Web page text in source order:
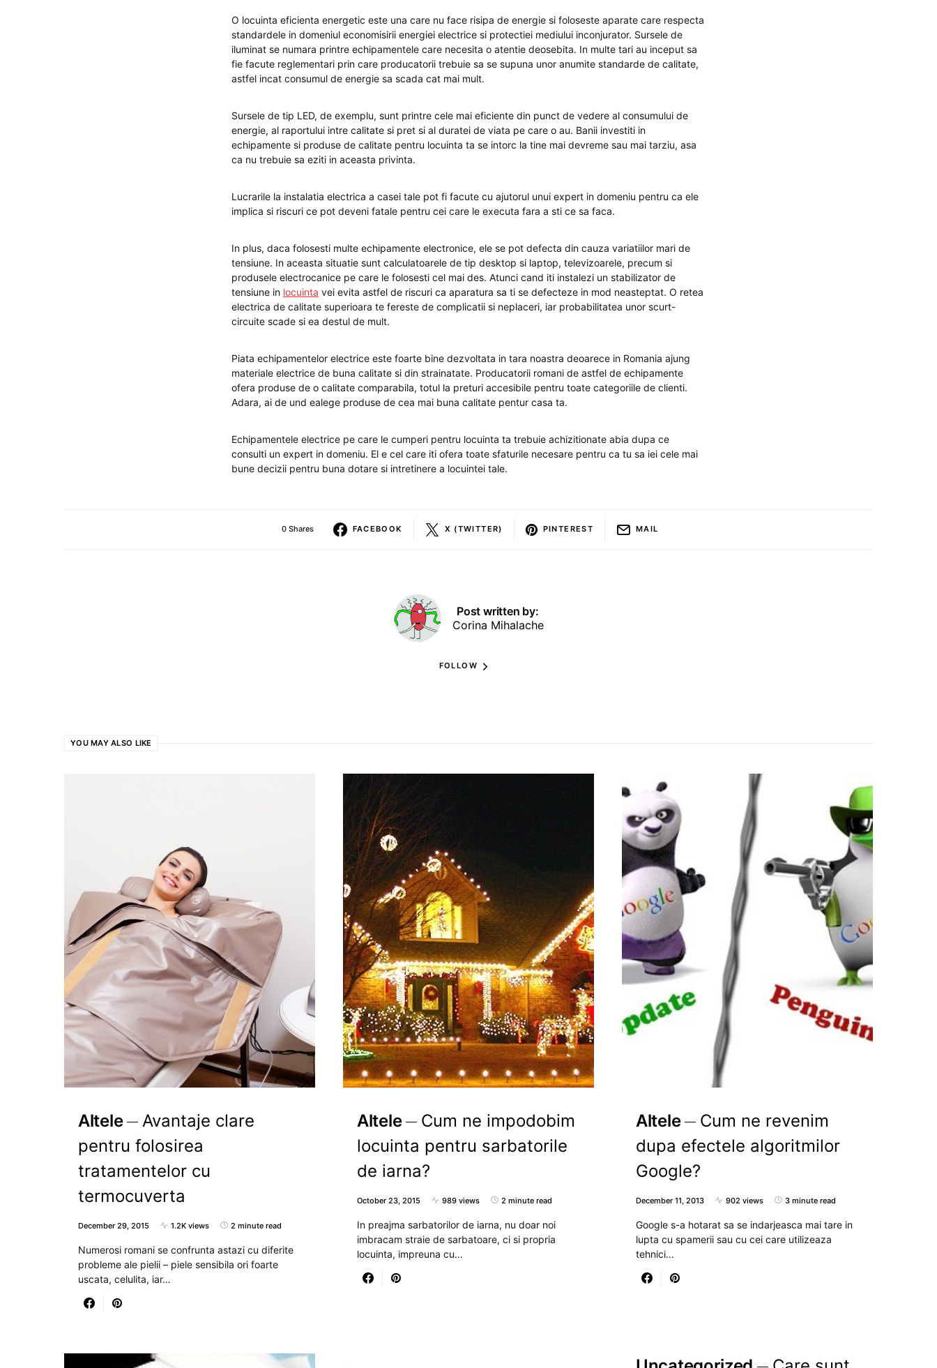
O locuinta eficienta energetic este una care nu face risipa de energie si foloseste aparate care respecta
standardele in domeniul economisirii energiei electrice si protectiei mediului inconjurator. Sursele de
iluminat se numara printre echipamentele care necesita o atentie deosebita. In multe tari au inceput sa
fie facute reglementari prin care producatorii trebuie sa se supuna unor anumite standarde de calitate,
astfel incat consumul de energie sa scada cat mai mult.
Sursele de tip LED, de exemplu, sunt printre cele mai eficiente din punct de vedere al consumului de
energie, al raportului intre calitate si pret si al duratei de viata pe care o au. Banii investiti in
echipamente si produse de calitate pentru locuinta ta se intorc la tine mai devreme sau mai tarziu, asa
ca nu trebuie sa eziti in aceasta privinta.
Lucrarile la instalatia electrica a casei tale pot fi facute cu ajutorul unui expert in domeniu pentru ca ele
implica si riscuri ce pot deveni fatale pentru cei care le executa fara a sti ce sa faca.
In plus, daca folosesti multe echipamente electronice, ele se pot defecta din cauza variatiilor mari de
tensiune. In aceasta situatie sunt calculatoarele de tip desktop si laptop, televizoarele, precum si
produsele electrocanice pe care le folosesti cel mai des. Atunci cand iti instalezi un stabilizator de
tensiune in locuinta vei evita astfel de riscuri ca aparatura sa ti se defecteze in mod neasteptat. O retea
electrica de calitate superioara te fereste de complicatii si neplaceri, iar probabilitatea unor scurt-
circuite scade si ea destul de mult.
Piata echipamentelor electrice este foarte bine dezvoltata in tara noastra deoarece in Romania ajung
materiale electrice de buna calitate si din strainatate. Producatorii romani de astfel de echipamente
ofera produse de o calitate comparabila, totul la preturi accesibile pentru toate categoriile de clienti.
Adara, ai de und ealege produse de cea mai buna calitate pentur casa ta.
Echipamentele electrice pe care le cumperi pentru locuinta ta trebuie achizitionate abia dupa ce
consulti un expert in domeniu. El e cel care iti ofera toate sfaturile necesare pentru ca tu sa iei cele mai
bune decizii pentru buna dotare si intretinere a locuintei tale.
0 Shares FACEBOOK X (TWITTER) PINTEREST MAIL
Post written by:
Corina Mihalache
FOLLOW
YOU MAY ALSO LIKE
Altele
Avantaje clare
pentru folosirea
tratamentelor cu
termocuverta
December 29, 2015 1.2K views 2 minute read
Numerosi romani se confrunta astazi cu diferite
probleme ale pielii – piele sensibila ori foarte
uscata, celulita, iar…
Altele
Cum ne impodobim
locuinta pentru sarbatorile
de iarna?
October 23, 2015 989 views 2 minute read
In preajma sarbatorilor de iarna, nu doar noi
imbracam straie de sarbatoare, ci si propria
locuinta, impreuna cu…
Altele
Cum ne revenim
dupa efectele algoritmilor
Google?
December 11, 2013 902 views 3 minute read
Google s-a hotarat sa se indarjeasca mai tare in
lupta cu spamerii sau cu cei care utilizeaza
tehnici…